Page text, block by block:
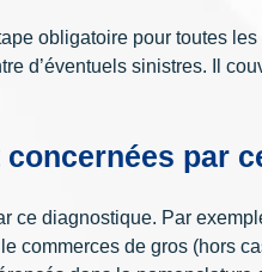
obligatoire pour toutes
d’éventuels sinistres. Il
par
ce diagnostique. Par
commerces de gros (hors